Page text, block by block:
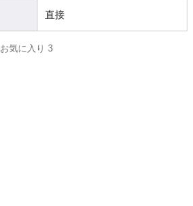
直接
お気に入り 3